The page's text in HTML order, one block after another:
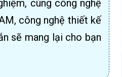
cùng công nghệ
công nghệ thiết kế
sẽ mang lại cho bạn